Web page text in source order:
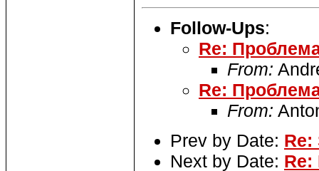
Follow-Ups:
Re:
From:
Re:
From:
Prev by Date: Re:
Next by Date: Re: